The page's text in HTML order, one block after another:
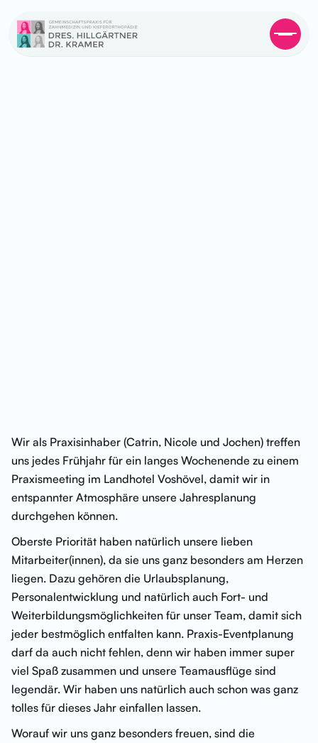
Wir als Praxisinhaber (Catrin, Nicole und Jochen) treffen
uns jedes Frühjahr für ein langes Wochenende zu einem
Praxismeeting im Landhotel Voshövel, damit wir in
entspannter Atmosphäre unsere Jahresplanung
durchgehen können.
Oberste Priorität haben natürlich unsere lieben
Mitarbeiter(innen), da sie uns ganz besonders am Herzen
liegen. Dazu gehören die Urlaubsplanung,
Personalentwicklung und natürlich auch Fort- und
Weiterbildungsmöglichkeiten für unser Team, damit sich
jeder bestmöglich entfalten kann. Praxis-Eventplanung
darf da auch nicht fehlen, denn wir haben immer super
viel Spaß zusammen und unsere Teamausflüge sind
legendär. Wir haben uns natürlich auch schon was ganz
tolles für dieses Jahr einfallen lassen.
Worauf wir uns ganz besonders freuen, sind die